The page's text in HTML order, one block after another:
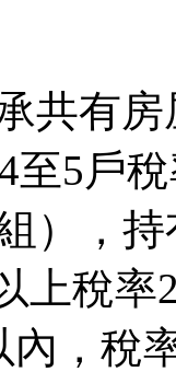
共有
至5戶
），
上稅
，稅